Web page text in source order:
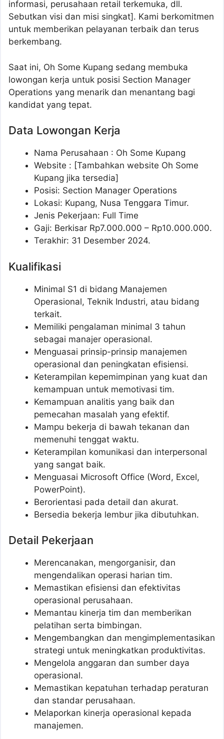
informasi, perusahaan retail terkemuka, dll.
Sebutkan visi dan misi singkat]. Kami berkomitmen
untuk memberikan pelayanan terbaik dan terus
berkembang.
Saat ini, Oh Some Kupang sedang membuka
lowongan kerja untuk posisi Section Manager
Operations yang menarik dan menantang bagi
kandidat yang tepat.
Data Lowongan Kerja
Nama Perusahaan : Oh Some Kupang
Website : [Tambahkan website Oh Some
Kupang jika tersedia]
Posisi: Section Manager Operations
Lokasi: Kupang, Nusa Tenggara Timur.
Jenis Pekerjaan: Full Time
Gaji: Berkisar Rp7.000.000 – Rp10.000.000.
Terakhir: 31 Desember 2024.
Kualifikasi
Minimal S1 di bidang Manajemen
Operasional, Teknik Industri, atau bidang
terkait.
Memiliki pengalaman minimal 3 tahun
sebagai manajer operasional.
Menguasai prinsip-prinsip manajemen
operasional dan peningkatan efisiensi.
Keterampilan kepemimpinan yang kuat dan
kemampuan untuk memotivasi tim.
Kemampuan analitis yang baik dan
pemecahan masalah yang efektif.
Mampu bekerja di bawah tekanan dan
memenuhi tenggat waktu.
Keterampilan komunikasi dan interpersonal
yang sangat baik.
Menguasai Microsoft Office (Word, Excel,
PowerPoint).
Berorientasi pada detail dan akurat.
Bersedia bekerja lembur jika dibutuhkan.
Detail Pekerjaan
Merencanakan, mengorganisir, dan
mengendalikan operasi harian tim.
Memastikan efisiensi dan efektivitas
operasional perusahaan.
Memantau kinerja tim dan memberikan
pelatihan serta bimbingan.
Mengembangkan dan mengimplementasikan
strategi untuk meningkatkan produktivitas.
Mengelola anggaran dan sumber daya
operasional.
Memastikan kepatuhan terhadap peraturan
dan standar perusahaan.
Melaporkan kinerja operasional kepada
manajemen.